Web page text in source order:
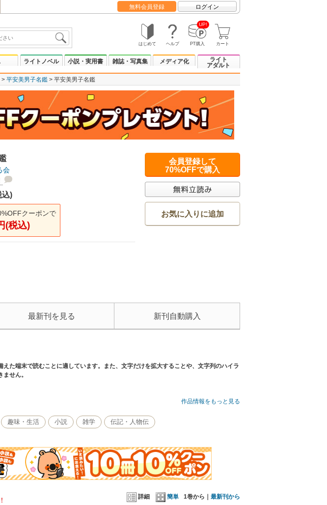
無料会員登録 ログイン
はじめて ヘルプ
UP!
PT購入 カート
ライトノベル 小説・実用書 雑誌・写真集 メディア化
ライト
アダルト
平安美男子名鑑 平安美男子名鑑
会
込)
クーポンで
(税込)
会員登録して
70%OFFで購入
お気に入りに追加
最新刊を見る 新刊自動購入
た端末で読むことに適しています。また、文字だけを拡大することや、文字列のハイラ
せん。
作品情報をもっと見る
趣味・生活 小説 雑学 伝記・人物伝
詳細 簡単 1巻から｜ 最新刊から